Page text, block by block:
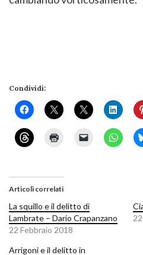
Condividi:
Articoli correlati
La squillo e il delitto di
Lambrate – Dario Crapanzano
22 Febbraio 2018
Arrigoni e il delitto in